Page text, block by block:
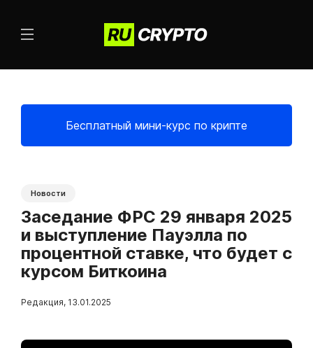
Бесплатный мини-курс по крипте
Новости
Заседание ФРС 29 января 2025
и выступление Пауэлла по
процентной ставке, что будет с
курсом Биткоина
Редакция, 13.01.2025